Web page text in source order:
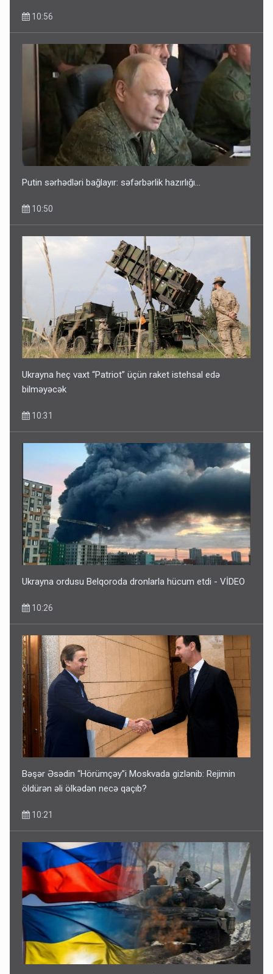
10:56
Putin sərhədləri bağlayır: səfərbərlik hazırlığı...
10:50
Ukrayna heç vaxt “Patriot” üçün raket istehsal edə
bilməyəcək
10:31
Ukrayna ordusu Belqoroda dronlarla hücum etdi - VİDEO
10:26
Bəşər Əsədin “Hörümçəy”i Moskvada gizlənib: Rejimin
öldürən əli ölkədən necə qaçıb?
10:21